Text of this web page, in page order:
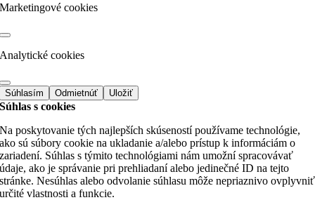
Marketingové cookies
Analytické cookies
Súhlasím Odmietnúť Uložiť
Súhlas s cookies
Na poskytovanie tých najlepších skúseností používame technológie,
ako sú súbory cookie na ukladanie a/alebo prístup k informáciám o
zariadení. Súhlas s týmito technológiami nám umožní spracovávať
údaje, ako je správanie pri prehliadaní alebo jedinečné ID na tejto
stránke. Nesúhlas alebo odvolanie súhlasu môže nepriaznivo ovplyvniť
určité vlastnosti a funkcie.